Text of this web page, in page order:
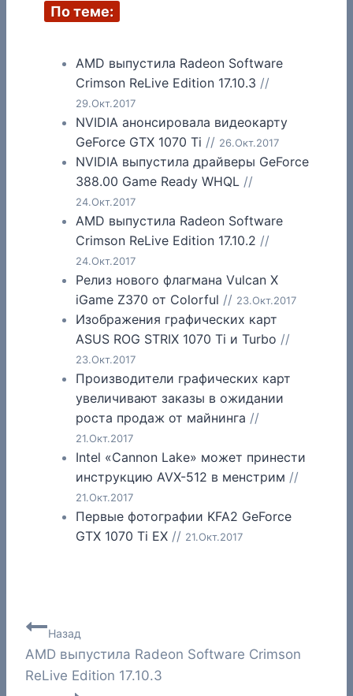
По теме:
AMD выпустила Radeon Software
Crimson ReLive Edition 17.10.3 //
29.Окт.2017
NVIDIA анонсировала видеокарту
GeForce GTX 1070 Ti // 26.Окт.2017
NVIDIA выпустила драйверы GeForce
388.00 Game Ready WHQL //
24.Окт.2017
AMD выпустила Radeon Software
Crimson ReLive Edition 17.10.2 //
24.Окт.2017
Релиз нового флагмана Vulcan X
iGame Z370 от Colorful // 23.Окт.2017
Изображения графических карт
ASUS ROG STRIX 1070 Ti и Turbo //
23.Окт.2017
Производители графических карт
увеличивают заказы в ожидании
роста продаж от майнинга //
21.Окт.2017
Intel «Cannon Lake» может принести
инструкцию AVX-512 в менстрим //
21.Окт.2017
Первые фотографии KFA2 GeForce
GTX 1070 Ti EX // 21.Окт.2017
Навигация
по
Назад
AMD выпустила Radeon Software Crimson
ReLive Edition 17.10.3